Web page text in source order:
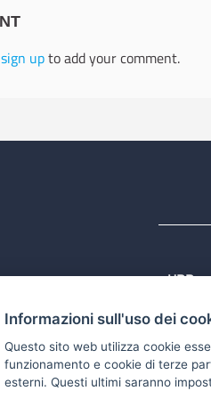
sign upto add your comment.
N. Sauro 31
URP
Email:
Informazioni sull'uso dei
Questo sito web utilizza cookie
funzionamento e cookie di terze
esterni. Questi ultimi saranno